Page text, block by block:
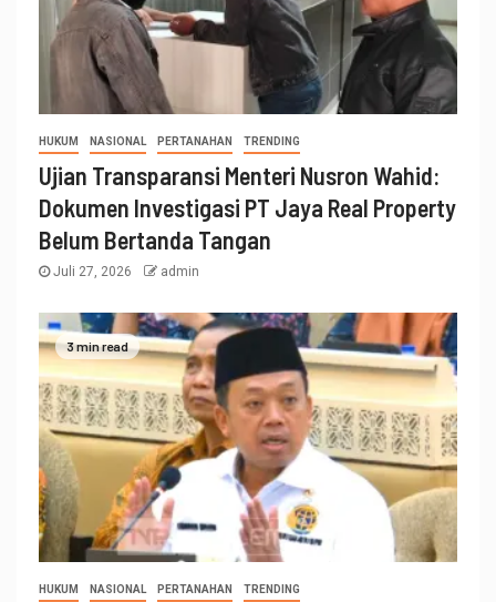
HUKUM NASIONAL PERTANAHAN TRENDING
Ujian Transparansi Menteri Nusron Wahid:
Dokumen Investigasi PT Jaya Real Property
Belum Bertanda Tangan
Juli 27, 2026 admin
3 min read
HUKUM NASIONAL PERTANAHAN TRENDING